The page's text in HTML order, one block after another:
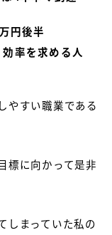
円後半
率を求める人
やすい職業である
標に向かって是非
しまっていた私の